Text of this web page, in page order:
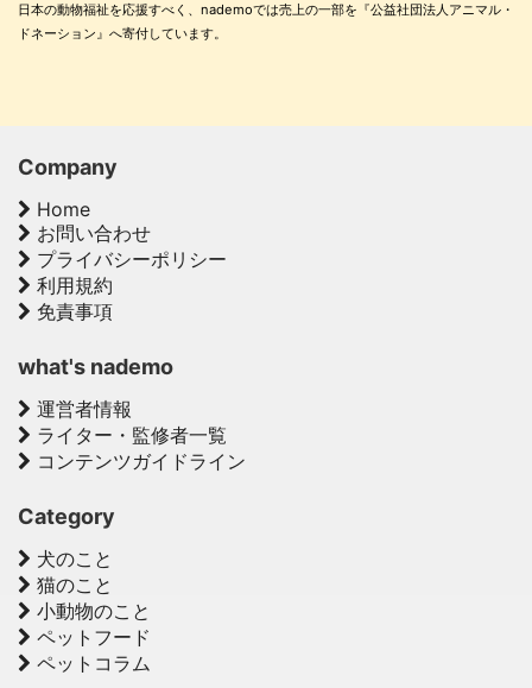
日本の動物福祉を応援すべく、nademoでは売上の一部を『公益社団法人アニマル・
ドネーション』へ寄付しています。
Company
Home
お問い合わせ
プライバシーポリシー
利用規約
免責事項
what's nademo
運営者情報
ライター・監修者一覧
コンテンツガイドライン
Category
犬のこと
猫のこと
小動物のこと
ペットフード
ペットコラム